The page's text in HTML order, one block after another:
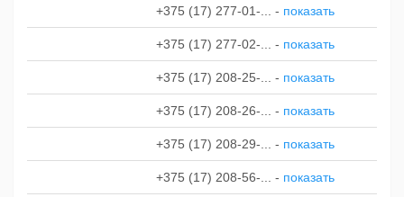
+375 (17) 277-01-... - показать
+375 (17) 277-02-... - показать
+375 (17) 208-25-... - показать
+375 (17) 208-26-... - показать
+375 (17) 208-29-... - показать
+375 (17) 208-56-... - показать